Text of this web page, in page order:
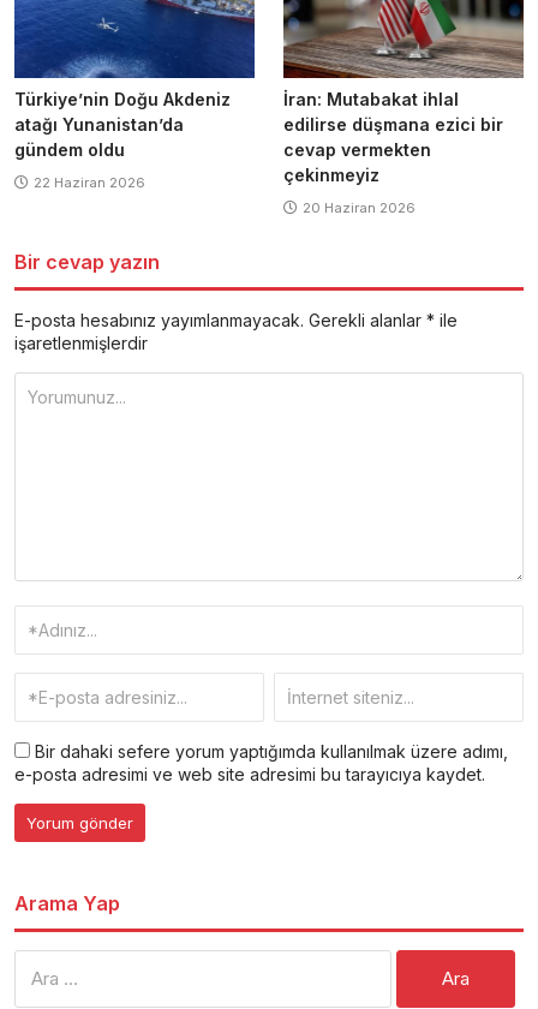
Türkiye’nin Doğu Akdeniz
atağı Yunanistan’da
gündem oldu
22 Haziran 2026
İran: Mutabakat ihlal
edilirse düşmana ezici bir
cevap vermekten
çekinmeyiz
20 Haziran 2026
Bir cevap yazın
E-posta hesabınız yayımlanmayacak. Gerekli alanlar * ile
işaretlenmişlerdir
Bir dahaki sefere yorum yaptığımda kullanılmak üzere adımı,
e-posta adresimi ve web site adresimi bu tarayıcıya kaydet.
Arama Yap